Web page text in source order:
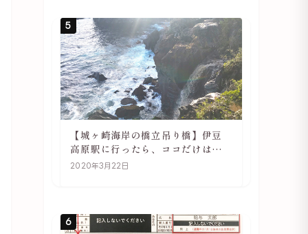
5
【城ヶ崎海岸の橋立吊り橋】伊豆
高原駅に行ったら、ココだけは必
ず訪れてほしい
2020年3月22日
6